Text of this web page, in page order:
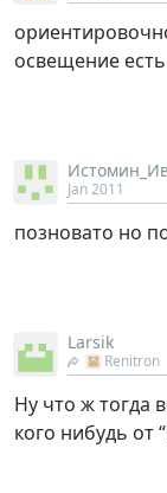
освещение есть
Jan 2011
позновато но
Larsik
Renitron
Ну что ж тогда
кого нибудь от